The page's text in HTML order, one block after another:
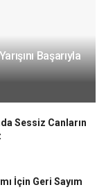
Başarıyla
Sessiz Canların
İçin Geri Sayım